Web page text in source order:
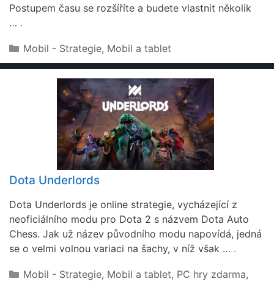
Postupem času se rozšíříte a budete vlastnit několik
… .
Rubriky
Mobil - Strategie, Mobil a tablet
Dota Underlords
Dota Underlords je online strategie, vycházející z
neoficiálního modu pro Dota 2 s názvem Dota Auto
Chess. Jak už název původního modu napovídá, jedná
se o velmi volnou variaci na šachy, v níž však … .
Rubriky
Mobil - Strategie, Mobil a tablet, PC hry zdarma,